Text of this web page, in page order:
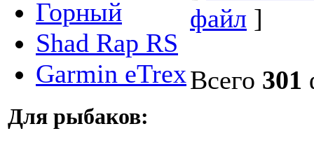
Горный
Shad Rap RS
Garmin eTrex
Для рыбаков:
файл ]
Всего 301